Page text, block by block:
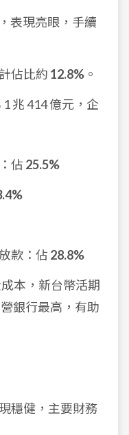
，表現亮眼，手續
佔比約 12.8% 。
1 兆 414 億元，企
佔 25.5%
款：佔 28.8%
本，新台幣活期
營銀行最高，有助
穩健，主要財務